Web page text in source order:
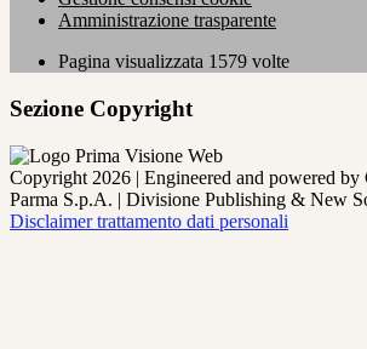
Amministrazione trasparente
Pagina visualizzata 1579 volte
Sezione Copyright
Copyright 2026 | Engineered and powered by
Parma S.p.A. | Divisione Publishing & New
Disclaimer trattamento dati personali